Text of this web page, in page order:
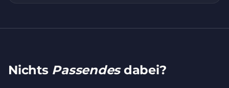
Nichts Passendesdabei?